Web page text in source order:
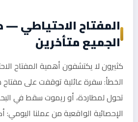
المفتاح الاحتياطي
الجميع متأخرين
كثيرون لا يكتشفون أهمية المفتاح
الخطأ: سفرة عائلية توقفت على
تحول لمطاردة، أو ريموت سقط في
الإحصائية الواقعية من عملنا